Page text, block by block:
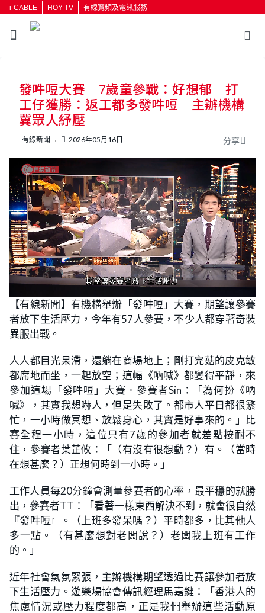
i-CABLE HOY TV 有線寬頻及電訊服務
按輸入鍵開始搜尋
發吽哣大賽｜7歲童參戰：好想郁 打
工仔獲勝：返工都多發吽哣 主辦機構
冀眾人紓壓
有線新聞 2026年05月16日 分享
n
m
t
e
o
a
d
e
8
%
【有線新聞】有機構舉辦「發吽哣」大賽，期望讓參賽
者放下生活壓力，今年有57人參賽，不少人都穿著奇裝
異服出戰。
人人都目光呆滯，還躺在商場地上；剛打完菇的皮克敏
都席地而坐，一起放空；這幅《吶喊》都變得平靜，來
參加這場「發吽哣」大賽。參賽者Sin：「為何扮《吶
喊》，其實我想嚇人，但是失敗了。都市人平日都很繁
忙，一小時做冥想、放鬆身心，其實是好事來的。」比
賽全程一小時，這位只有7歲的參加者就差點按耐不
住，參賽者葉芷攸：「（有沒有很想動？）有。（當時
在想甚麼？）正想何時到一小時。」
工作人員每20分鐘會測量參賽者的心率，最平穩的就勝
出，參賽者TT：「看著一樣東西解決不到，就會很自然
『發吽哣』。（上班多發呆嗎？）平時都多，比其他人
多一點。（有甚麼想對老闆說？）老闆我上班有工作
的。」
近年社會氣氛緊張，主辦機構期望透過比賽讓參加者放
下生活壓力。遊樂場協會傳訊經理馬嘉鍵：「香港人的
焦慮情況或壓力程度都高，正是我們舉辦這些活動原